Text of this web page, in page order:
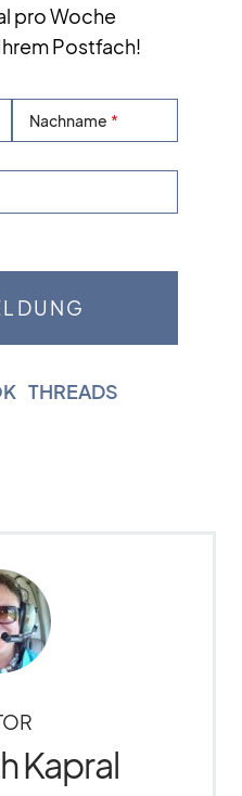
pro Woche
Postfach!
Nachname
THREADS
Kapral